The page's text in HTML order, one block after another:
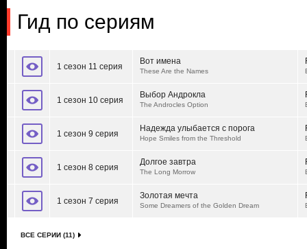
Гид по сериям
1 сезон 11 серия
Вот имена
These Are the Names
1 сезон 10 серия
Выбор Андрокла
The Androcles Option
1 сезон 9 серия
Надежда улыбается с порога
Hope Smiles from the Threshold
1 сезон 8 серия
Долгое завтра
The Long Morrow
1 сезон 7 серия
Золотая мечта
Some Dreamers of the Golden Dream
ВСЕ СЕРИИ (11)